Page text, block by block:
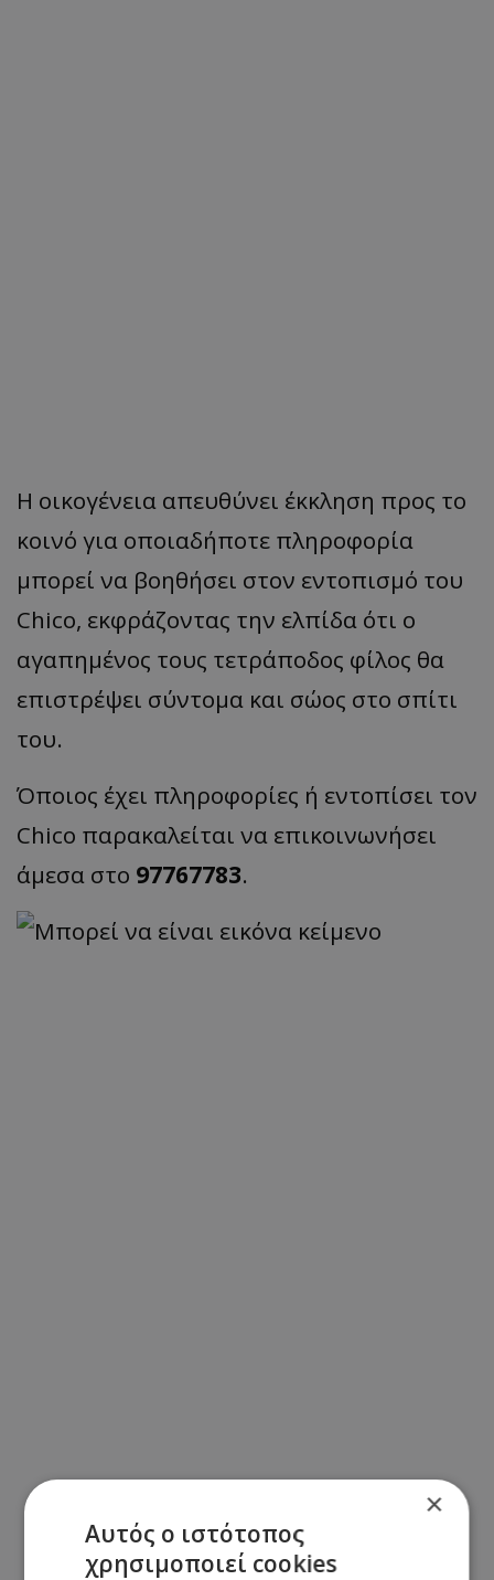
Η οικογένεια απευθύνει έκκληση προς το
κοινό για οποιαδήποτε πληροφορία
μπορεί να βοηθήσει στον εντοπισμό του
Chico, εκφράζοντας την ελπίδα ότι ο
αγαπημένος τους τετράποδος φίλος θα
επιστρέψει σύντομα και σώος στο σπίτι
του.
Όποιος έχει πληροφορίες ή εντοπίσει τον
Chico παρακαλείται να επικοινωνήσει
άμεσα στο 97767783.
×
Αυτός ο ιστότοπος
χρησιμοποιεί cookies